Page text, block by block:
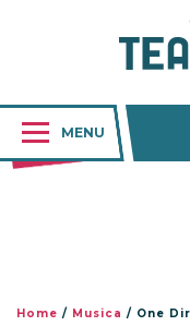
MENU
Home / Musica / One